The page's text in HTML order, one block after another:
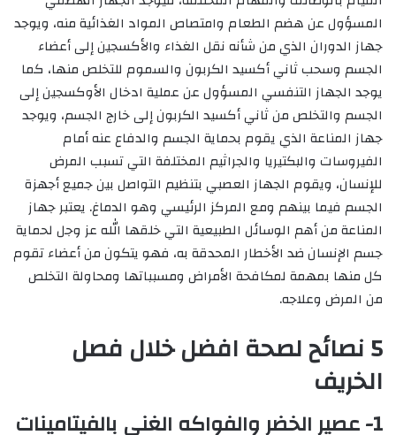
المسؤول عن هضم الطعام وامتصاص المواد الغذائية منه، ويوجد
جهاز الدوران الذي من شأنه نقل الغذاء والأكسجين إلى أعضاء
الجسم وسحب ثاني أكسيد الكربون والسموم للتخلص منها، كما
يوجد الجهاز التنفسي المسؤول عن عملية ادخال الأوكسجين إلى
الجسم والتخلص من ثاني أكسيد الكربون إلى خارج الجسم، ويوجد
جهاز المناعة الذي يقوم بحماية الجسم والدفاع عنه أمام
الفيروسات والبكتيريا والجراثيم المختلفة التي تسبب المرض
للإنسان، ويقوم الجهاز العصبي بتنظيم التواصل بين جميع أجهزة
الجسم فيما بينهم ومع المركز الرئيسي وهو الدماغ. يعتبر جهاز
المناعة من أهم الوسائل الطبيعية التي خلقها الله عز وجل لحماية
جسم الإنسان ضد الأخطار المحدقة به، فهو يتكون من أعضاء تقوم
كل منها بمهمة لمكافحة الأمراض ومسبباتها ومحاولة التخلص
من المرض وعلاجه.
5 نصائح لصحة افضل خلال فصل
الخريف
1- عصير الخضر والفواكه الغني بالفيتامينات